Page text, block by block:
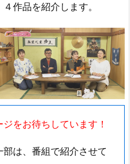
４作品を紹介します。
をお待ちしています！
は、番組で紹介させて